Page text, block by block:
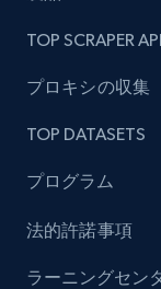
TOP SCRAPER
プロキシの収集
TOP DATASETS
プログラム
法的許諾事項
ラーニングセン